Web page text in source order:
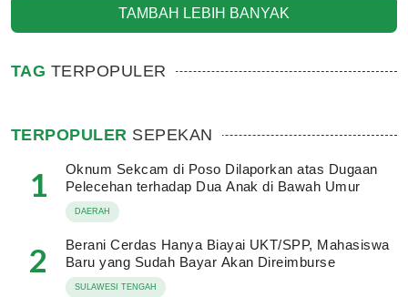
TAMBAH LEBIH BANYAK
TAG TERPOPULER
TERPOPULER SEPEKAN
1
Oknum Sekcam di Poso Dilaporkan atas Dugaan
Pelecehan terhadap Dua Anak di Bawah Umur
DAERAH
2
Berani Cerdas Hanya Biayai UKT/SPP, Mahasiswa
Baru yang Sudah Bayar Akan Direimburse
SULAWESI TENGAH